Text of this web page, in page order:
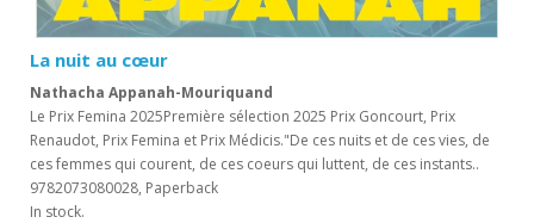
La nuit au cœur
Nathacha Appanah-Mouriquand
Le Prix Femina 2025Première sélection 2025 Prix Goncourt, Prix
Renaudot, Prix Femina et Prix Médicis."De ces nuits et de ces vies, de
ces femmes qui courent, de ces coeurs qui luttent, de ces instants..
9782073080028, Paperback
In stock.